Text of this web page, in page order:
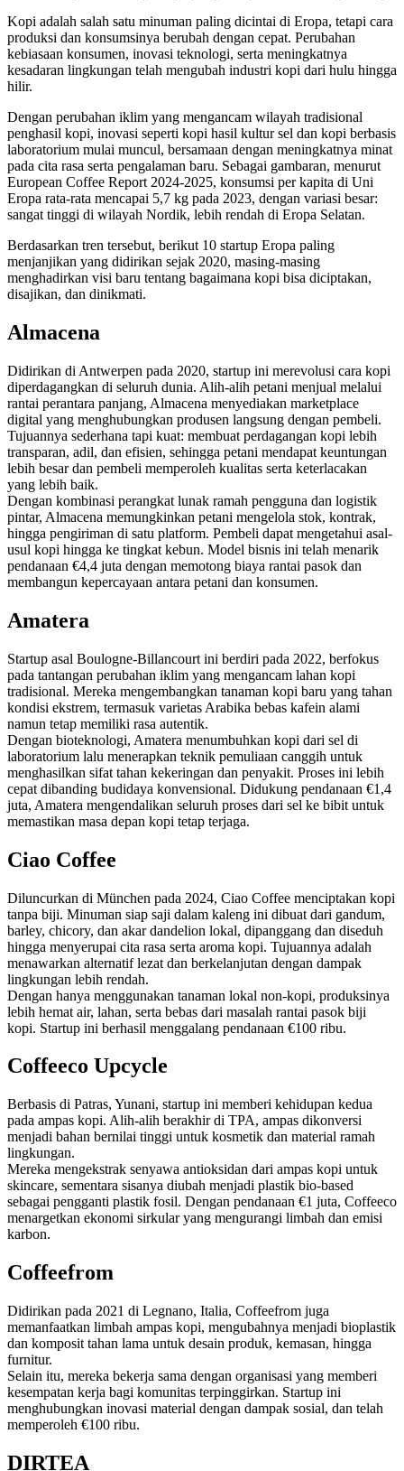
Kopi adalah salah satu minuman paling dicintai di Eropa, tetapi cara
produksi dan konsumsinya berubah dengan cepat. Perubahan
kebiasaan konsumen, inovasi teknologi, serta meningkatnya
kesadaran lingkungan telah mengubah industri kopi dari hulu hingga
hilir.
Dengan perubahan iklim yang mengancam wilayah tradisional
penghasil kopi, inovasi seperti kopi hasil kultur sel dan kopi berbasis
laboratorium mulai muncul, bersamaan dengan meningkatnya minat
pada cita rasa serta pengalaman baru. Sebagai gambaran, menurut
European Coffee Report 2024-2025, konsumsi per kapita di Uni
Eropa rata-rata mencapai 5,7 kg pada 2023, dengan variasi besar:
sangat tinggi di wilayah Nordik, lebih rendah di Eropa Selatan.
Berdasarkan tren tersebut, berikut 10 startup Eropa paling
menjanjikan yang didirikan sejak 2020, masing-masing
menghadirkan visi baru tentang bagaimana kopi bisa diciptakan,
disajikan, dan dinikmati.
Almacena
Didirikan di Antwerpen pada 2020, startup ini merevolusi cara kopi
diperdagangkan di seluruh dunia. Alih-alih petani menjual melalui
rantai perantara panjang, Almacena menyediakan marketplace
digital yang menghubungkan produsen langsung dengan pembeli.
Tujuannya sederhana tapi kuat: membuat perdagangan kopi lebih
transparan, adil, dan efisien, sehingga petani mendapat keuntungan
lebih besar dan pembeli memperoleh kualitas serta keterlacakan
yang lebih baik.
Dengan kombinasi perangkat lunak ramah pengguna dan logistik
pintar, Almacena memungkinkan petani mengelola stok, kontrak,
hingga pengiriman di satu platform. Pembeli dapat mengetahui asal-
usul kopi hingga ke tingkat kebun. Model bisnis ini telah menarik
pendanaan €4,4 juta dengan memotong biaya rantai pasok dan
membangun kepercayaan antara petani dan konsumen.
Amatera
Startup asal Boulogne-Billancourt ini berdiri pada 2022, berfokus
pada tantangan perubahan iklim yang mengancam lahan kopi
tradisional. Mereka mengembangkan tanaman kopi baru yang tahan
kondisi ekstrem, termasuk varietas Arabika bebas kafein alami
namun tetap memiliki rasa autentik.
Dengan bioteknologi, Amatera menumbuhkan kopi dari sel di
laboratorium lalu menerapkan teknik pemuliaan canggih untuk
menghasilkan sifat tahan kekeringan dan penyakit. Proses ini lebih
cepat dibanding budidaya konvensional. Didukung pendanaan €1,4
juta, Amatera mengendalikan seluruh proses dari sel ke bibit untuk
memastikan masa depan kopi tetap terjaga.
Ciao Coffee
Diluncurkan di München pada 2024, Ciao Coffee menciptakan kopi
tanpa biji. Minuman siap saji dalam kaleng ini dibuat dari gandum,
barley, chicory, dan akar dandelion lokal, dipanggang dan diseduh
hingga menyerupai cita rasa serta aroma kopi. Tujuannya adalah
menawarkan alternatif lezat dan berkelanjutan dengan dampak
lingkungan lebih rendah.
Dengan hanya menggunakan tanaman lokal non-kopi, produksinya
lebih hemat air, lahan, serta bebas dari masalah rantai pasok biji
kopi. Startup ini berhasil menggalang pendanaan €100 ribu.
Coffeeco Upcycle
Berbasis di Patras, Yunani, startup ini memberi kehidupan kedua
pada ampas kopi. Alih-alih berakhir di TPA, ampas dikonversi
menjadi bahan bernilai tinggi untuk kosmetik dan material ramah
lingkungan.
Mereka mengekstrak senyawa antioksidan dari ampas kopi untuk
skincare, sementara sisanya diubah menjadi plastik bio-based
sebagai pengganti plastik fosil. Dengan pendanaan €1 juta, Coffeeco
menargetkan ekonomi sirkular yang mengurangi limbah dan emisi
karbon.
Coffeefrom
Didirikan pada 2021 di Legnano, Italia, Coffeefrom juga
memanfaatkan limbah ampas kopi, mengubahnya menjadi bioplastik
dan komposit tahan lama untuk desain produk, kemasan, hingga
furnitur.
Selain itu, mereka bekerja sama dengan organisasi yang memberi
kesempatan kerja bagi komunitas terpinggirkan. Startup ini
menghubungkan inovasi material dengan dampak sosial, dan telah
memperoleh €100 ribu.
DIRTEA